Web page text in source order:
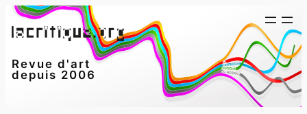
Aller
au
Revue d'art
depuis 2006